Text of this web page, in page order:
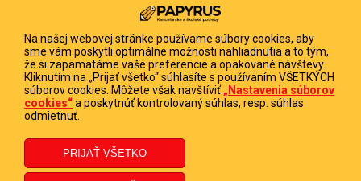
Reklamačný formulár
Odstúpenie od zmluvy
Poučenie o odstúpení od zmluvy
FIRMA
PAPYRUS POPRAD, s.r.o.
DIČ 2020513880
Na našej webovej stránke používame súbory cookies, aby
sme vám poskytli optimálne možnosti nahliadnutia a to tým,
že si zapamätáme vaše preferencie a opakované návštevy.
Kliknutím na „Prijať všetko“ súhlasíte s používaním VŠETKÝCH
súborov cookies. Môžete však navštíviť „Nastavenia súborov
cookies“a poskytnúť kontrolovaný súhlas, resp. súhlas
odmietnuť.